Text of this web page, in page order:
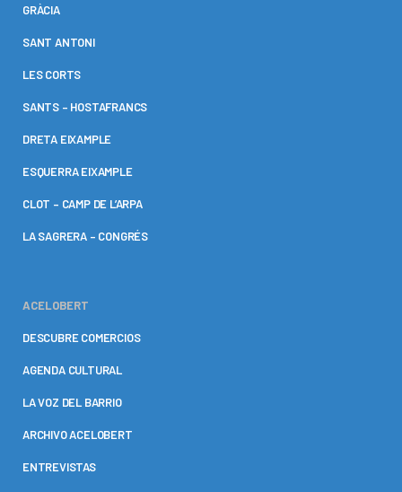
GRÀCIA
SANT ANTONI
LES CORTS
SANTS – HOSTAFRANCS
DRETA EIXAMPLE
ESQUERRA EIXAMPLE
CLOT – CAMP DE L’ARPA
LA SAGRERA – CONGRÉS
ACELOBERT
DESCUBRE COMERCIOS
AGENDA CULTURAL
LA VOZ DEL BARRIO
ARCHIVO ACELOBERT
ENTREVISTAS